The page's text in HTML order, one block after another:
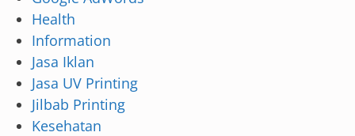
Health
Information
Jasa Iklan
Jasa UV Printing
Jilbab Printing
Kesehatan